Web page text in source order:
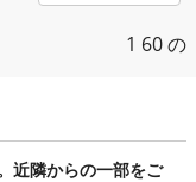
1 60 の
近隣からの一部をご